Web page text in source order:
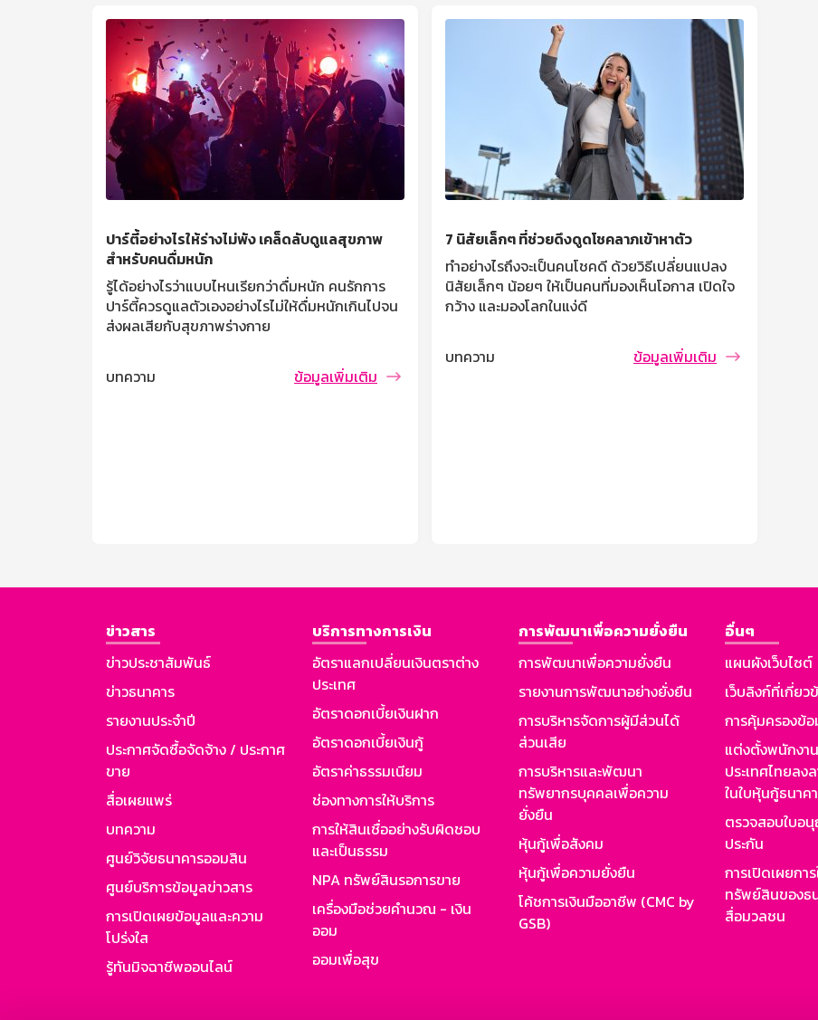
ปาร์ตี้อย่างไรให้ร่างไม่พัง เคล็ดลับดูแลสุขภาพ
สำหรับคนดื่มหนัก
รู้ได้อย่างไรว่าแบบไหนเรียกว่าดื่มหนัก คนรักการ
ปาร์ตี้ควรดูแลตัวเองอย่างไรไม่ให้ดื่มหนักเกินไปจน
ส่งผลเสียกับสุขภาพร่างกาย
บทความ ข้อมูลเพิ่มเติม
7 นิสัยเล็กๆ ที่ช่วยดึงดูดโชคลาภเข้าหาตัว
ทำอย่างไรถึงจะเป็นคนโชคดี ด้วยวิธีเปลี่ยนแปลง
นิสัยเล็กๆ น้อยๆ ให้เป็นคนที่มองเห็นโอกาส เปิดใจ
กว้าง และมองโลกในแง่ดี
บทความ ข้อมูลเพิ่มเติม
ข่าวสาร
ข่าวประชาสัมพันธ์
ข่าวธนาคาร
รายงานประจำปี
ประกาศจัดซื้อจัดจ้าง / ประกาศ
ขาย
สื่อเผยแพร่
บทความ
ศูนย์วิจัยธนาคารออมสิน
ศูนย์บริการข้อมูลข่าวสาร
การเปิดเผยข้อมูลและความ
โปร่งใส
รู้ทันมิจฉาชีพออนไลน์
บริการทางการเงิน
อัตราแลกเปลี่ยนเงินตราต่าง
ประเทศ
อัตราดอกเบี้ยเงินฝาก
อัตราดอกเบี้ยเงินกู้
อัตราค่าธรรมเนียม
ช่องทางการให้บริการ
การให้สินเชื่ออย่างรับผิดชอบ
และเป็นธรรม
NPA ทรัพย์สินรอการขาย
เครื่องมือช่วยคำนวณ - เงิน
ออม
ออมเพื่อสุข
การพัฒนาเพื่อความยั่งยืน
การพัฒนาเพื่อความยั่งยืน
รายงานการพัฒนาอย่างยั่งยืน
การบริหารจัดการผู้มีส่วนได้
ส่วนเสีย
การบริหารและพัฒนา
ทรัพยากรบุคคลเพื่อความ
ยั่งยืน
หุ้นกู้เพื่อสังคม
หุ้นกู้เพื่อความยั่งยืน
โค้ชการเงินมืออาชีพ (CMC by
GSB)
อื่นๆ
แผนผังเว็บไซต์
เว็บลิงก์ที่เกี่ยว
การคุ้มครองข้
แต่งตั้งพนักงา
ประเทศไทยล
ในใบหุ้นกู้ธนาค
ตรวจสอบใบอ
ประกัน
การเปิดเผยกา
ทรัพย์สินของธ
สื่อมวลชน